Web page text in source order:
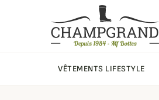
VÊTEMENTS LIFESTYLE